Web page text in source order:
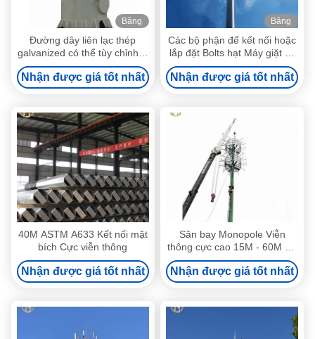
Băng
hình
Đường dây liên lạc thép
galvanized có thể tùy chỉnh ở
chiều cao khác nhau
Nhận được giá tốt nhất
Băng
hình
Các bộ phận để kết nối hoặc
lắp đặt Bolts hạt Máy giặt và
mẫu Điện thoại cột /
monopole phụ tùng
Nhận được giá tốt nhất
40M ASTM A633 Kết nối mặt
bích Cực viễn thông
Nhận được giá tốt nhất
Sân bay Monopole Viễn
thông cực cao 15M - 60M Độ
dày 2 mm - 30 mm
Nhận được giá tốt nhất